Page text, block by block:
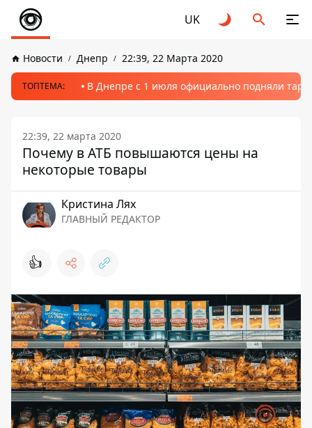
UK
Новости Днепр 22:39, 22 Марта 2020
ТОПТЕМА: В Днепре с 1 июля официально подняли
22:39, 22 марта 2020
Почему в АТБ повышаются цены на
некоторые товары
Кристина Лях
ГЛАВНЫЙ РЕДАКТОР
👍